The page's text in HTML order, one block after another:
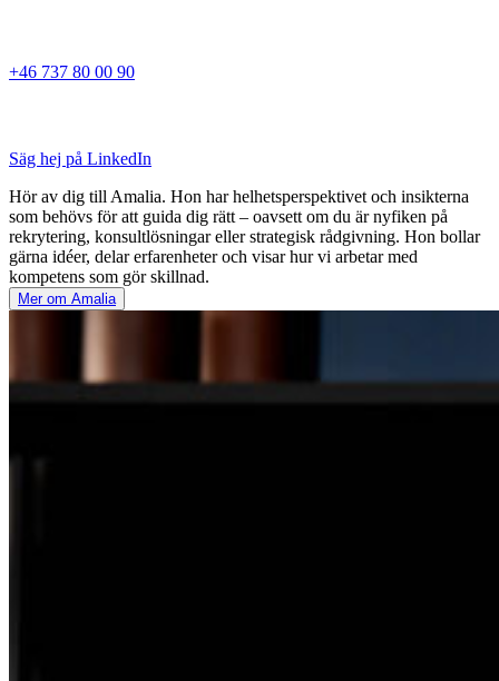
+46 737 80 00 90
Säg hej på LinkedIn
Hör av dig till Amalia. Hon har helhetsperspektivet och insikterna
som behövs för att guida dig rätt – oavsett om du är nyfiken på
rekrytering, konsultlösningar eller strategisk rådgivning. Hon bollar
gärna idéer, delar erfarenheter och visar hur vi arbetar med
kompetens som gör skillnad.
Mer om Amalia